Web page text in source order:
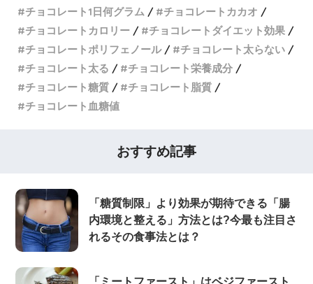
チョコレート1日何グラム
チョコレートカカオ
チョコレートカロリー
チョコレートダイエット効果
チョコレートポリフェノール
チョコレート太らない
チョコレート太る
チョコレート栄養成分
チョコレート糖質
チョコレート脂質
チョコレート血糖値
おすすめ記事
「糖質制限」より効果が期待できる「腸
内環境と整える」方法とは?今最も注目さ
れるその食事法とは？